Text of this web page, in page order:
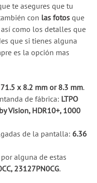
te asegures que tu
con las fotos que
como los detalles que
que si tienes alguna
es la opción mas
x 8.2 mm or 8.3 mm.
de fábrica: LTPO
Vision, HDR10+, 1000
de la pantalla: 6.36
alguna de estas
23127PN0CG.